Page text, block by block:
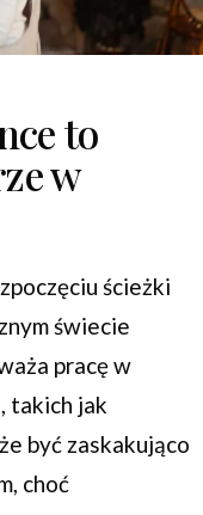
to
w
ścieżki
świecie
pracę w
takich jak
być zaskakująco
choć